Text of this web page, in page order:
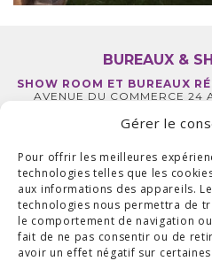
Gérer le
Pour offrir les meilleures
technologies telles que les
aux informations des appareils.
technologies nous permettra de
le comportement de navigation
fait de ne pas consentir ou de
avoir un effet négatif sur
BUREAUX &
SHOW ROOM ET BUREAUX
AVENUE DU COMMERCE 24
4430 ANS TEL +32 (0) 2 387
©2025 ALL ACCESS |